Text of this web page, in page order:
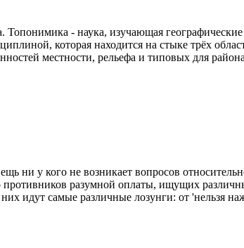
- наука, изучающая
которая находится на стыке трёх
местности, рельефа и типовых для
у кого не возникает вопросов
разумной оплаты, ищущих
идут самые различные лозунги: от 'нельзя